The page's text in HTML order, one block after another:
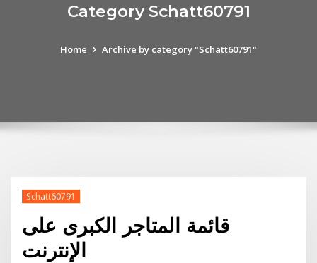
Category Schatt60791
Home Archive by category "Schatt60791"
Schatt60791
قائمة المتاجر الكبرى على
الإنترنت